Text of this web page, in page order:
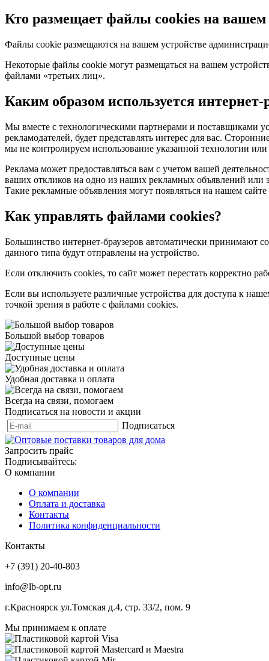
Кто размещает файлы cookies на вашем
Файлы cookie размещаются на вашем устройстве
Некоторые файлы cookie могут размещаться на вашем
файлами «третьих лиц».
Каким образом используется
Мы вместе с технологическими партнерами и поставщиками
рекламодателей, будет представлять интерес для вас.
мы не контролируем использование указанной технологии
Реклама может предоставляться вам с учетом вашей
ваших откликов на одно из наших рекламных объявлений
Такие рекламные объявления могут появляться на нашем
Как управлять файлами cookies?
Большинство интернет-браузеров автоматически принимают
данного типа будут отправлены на устройство.
Если отключить cookies, то сайт может перестать корректно
Если вы используете различные устройства для доступа к
точкой зрения в работе с файлами cookies.
Большой выбор товаров
Доступные цены
Удобная доставка и оплата
Всегда на связи, помогаем
Подписаться на новости и акции
Подписаться
Запросить прайс
Подписывайтесь:
О компании
О компании
Оплата и доставка
Контакты
Политика конфиденциальности
Контакты
+7 (391) 20-40-803
info@lb-opt.ru
г.Красноярск ул.Томская д.4, стр. 33/2, пом. 9
Мы принимаем к оплате